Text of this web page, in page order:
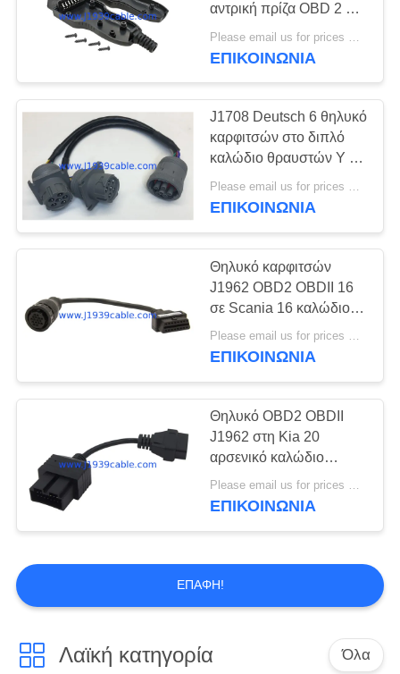
αντρική πρίζα OBD 2 με
καμπυλωμένες
καρφίτσες
ΕΠΙΚΟΙΝΩΝΊΑ
J1708 Deutsch 6 θηλυκό
καρφιτσών στο διπλό
καλώδιο θραυστών Υ 6-
καρφιτσών αρσενικό
Please email us for prices MOQ:100 τεμ
ΕΠΙΚΟΙΝΩΝΊΑ
Θηλυκό καρφιτσών
J1962 OBD2 OBDII 16
σε Scania 16 καλώδιο
θηλυκών συνδετήρων
καρφιτσών
Please email us for prices MOQ:100 τεμ
ΕΠΙΚΟΙΝΩΝΊΑ
Θηλυκό OBD2 OBDII
J1962 στη Kia 20
αρσενικό καλώδιο
συνδετήρων καρφιτσών
OBD1
Please email us for prices MOQ:100 τεμ
ΕΠΙΚΟΙΝΩΝΊΑ
ΕΠΑΦΉ!
Λαϊκή κατηγορία Όλα